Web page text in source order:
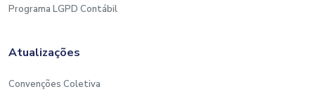
Programa LGPD Contábil
Atualizações
Convenções Coletiva